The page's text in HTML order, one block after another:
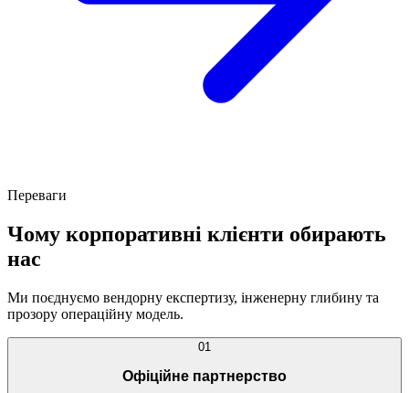
Переваги
Чому корпоративні клієнти обирають
нас
Ми поєднуємо вендорну експертизу, інженерну глибину та
прозору операційну модель.
01
Офіційне партнерство